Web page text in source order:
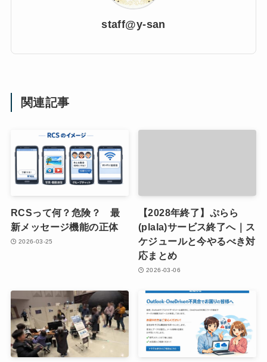
staff@y-san
関連記事
RCSって何？危険？ 最
新メッセージ機能の正体
2026-03-25
【2028年終了】ぷらら
(plala)サービス終了へ｜ス
ケジュールと今やるべき対
応まとめ
2026-03-06